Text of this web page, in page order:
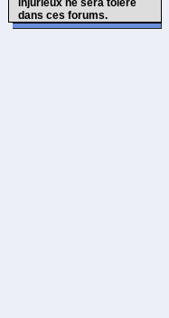
injurieux ne sera toléré
dans ces forums.